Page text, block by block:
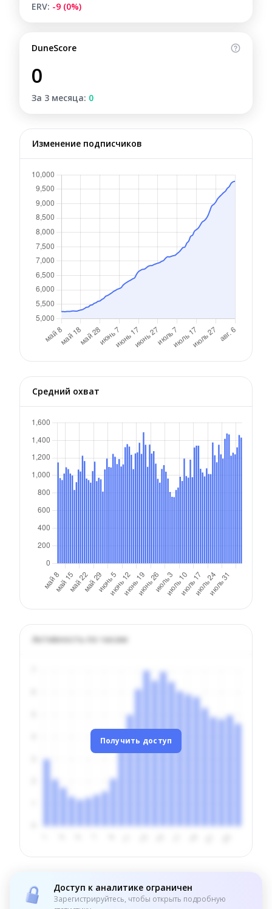
ERV: -9 (0%)
DuneScore
0
За 3 месяца: 0
Изменение подписчиков
Средний охват
Активность по часам
Получить доступ
Доступ к аналитике ограничен
Зарегистрируйтесь, чтобы открыть подробную